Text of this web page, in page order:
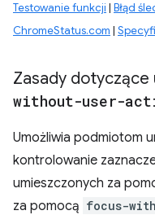
Testowanie funkcji | Błąd
ChromeStatus.com |
Zasady dotyczące
without-user-
Umożliwia podmiotom
kontrolowanie
umieszczonych za
za pomocą focus-